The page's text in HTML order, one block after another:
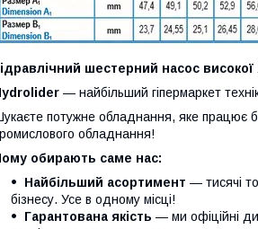
шестерний насос
— найбільший гіпермаркет
потужне обладнання, яке працює
обладнання!
обирають саме нас:
Найбільший асортимент — тисячі
бізнесу. Усе в одному місці!
Гарантована якість — ми офіційні